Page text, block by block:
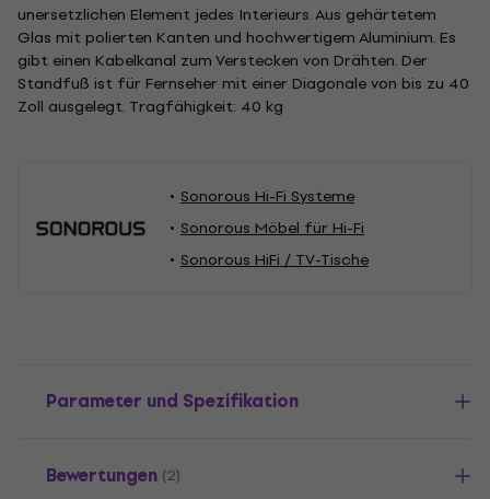
unersetzlichen Element jedes Interieurs. Aus gehärtetem
Glas mit polierten Kanten und hochwertigem Aluminium. Es
gibt einen Kabelkanal zum Verstecken von Drähten. Der
Standfuß ist für Fernseher mit einer Diagonale von bis zu 40
Zoll ausgelegt. Tragfähigkeit: 40 kg
Sonorous Hi-Fi Systeme
Sonorous Möbel für Hi-Fi
Sonorous HiFi / TV-Tische
Parameter und Spezifikation
Bewertungen (2)